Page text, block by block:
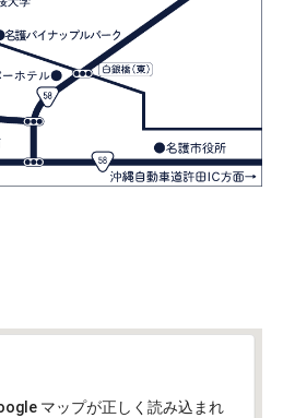
マップが正しく読み込まれ